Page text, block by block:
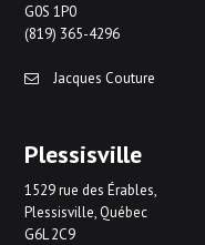
G0S 1P0
(819) 365-4296
Jacques Couture
Plessisville
1529 rue des Érables,
Plessisville, Québec
G6L 2C9